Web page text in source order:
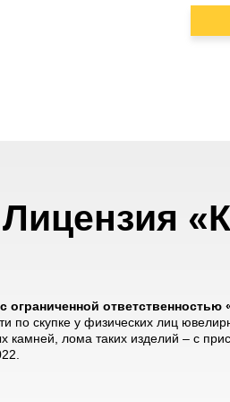
Лицензия
ограниченной
по скупке у физических лиц
камней, лома таких изделий – с